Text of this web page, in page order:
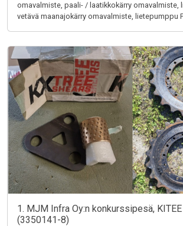
omavalmiste, paali- / laatikkokärry omavalmiste,
vetävä maanajokärry omavalmiste, lietepumppu
1. MJM Infra Oy:n konkurssipesä,
(3350141-8)